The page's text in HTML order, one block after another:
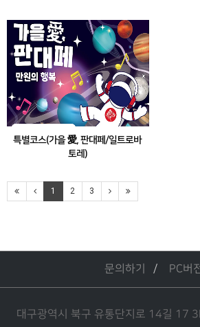
회:REFORMATION> 공연 관람 & 대구미술관
관람
특별코스(가을 愛, 판대페/일트로바
토레)
공연 관람 및 수성못 페스티벌 참여 코스
1 2 3
문의하기 PC버
대구광역시 북구 유통단지로 14길 17